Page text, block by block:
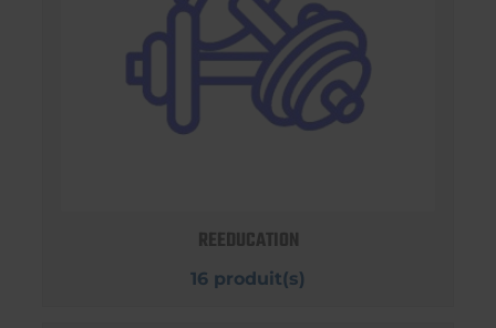
REEDUCATION
16 produit(s)